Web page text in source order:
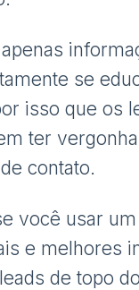
se
isso que os
ter
contato.
você usar
e melhores
de topo